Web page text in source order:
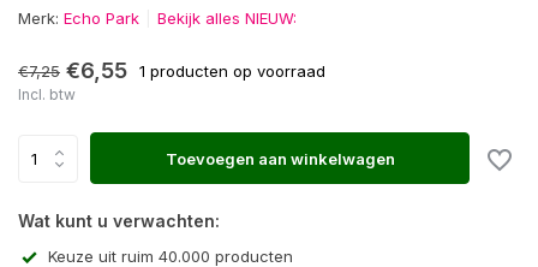
Merk: Echo Park Bekijk alles NIEUW:
€7,25 €6,55 1 producten op voorraad
Incl. btw
Toevoegen aan winkelwagen
Wat kunt u verwachten:
Keuze uit ruim 40.000 producten